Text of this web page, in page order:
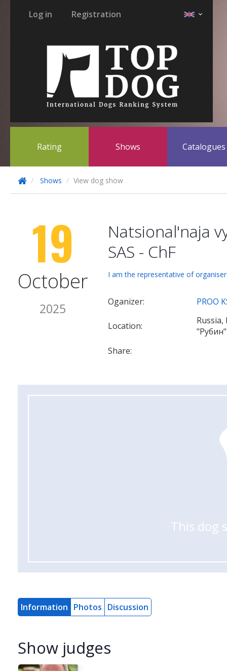
Log in Registration
Rating Shows Catalogues
Shows View dog show
19
October
2025
Natsional'naja
SAS - ChF
I am the representative of
Oganizer: PROO
Location:
"Рубин"
Share:
This dog
Information Photos Discussion
Show judges